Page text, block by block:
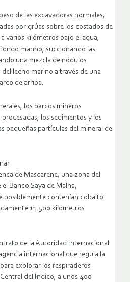
de las excavadoras normales,
por grúas sobre los costados de
varios kilómetros bajo el agua,
marino, succionando las
una mezcla de nódulos
lecho marino a través de una
de arriba.
los barcos mineros
los sedimentos y los
pequeñas partículas del mineral de
de Mascarene, una zona del
Banco Saya de Malha,
posiblemente contenían cobalto
11.500 kilómetros
de la Autoridad Internacional
internacional que regula la
explorar los respiraderos
del Índico, a unos 400